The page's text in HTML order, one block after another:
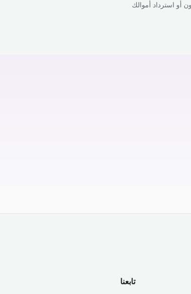
أو استرداد أموالك
تابعنا